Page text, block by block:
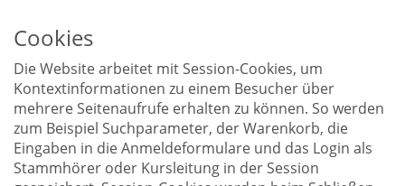
Cookies
Die Website arbeitet mit Session-Cookies, um
Kontextinformationen zu einem Besucher über
mehrere Seitenaufrufe erhalten zu können. So werden
zum Beispiel Suchparameter, der Warenkorb, die
Eingaben in die Anmeldeformulare und das Login als
Stammhörer oder Kursleitung in der Session